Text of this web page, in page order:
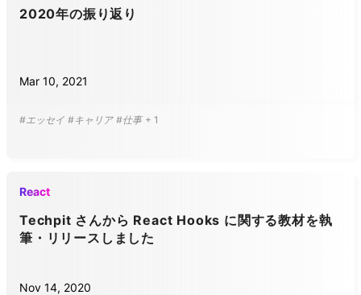
2020年の振り返り
Mar 10, 2021
#エッセイ #キャリア #仕事 + 1
React
Techpit さんから React Hooks に関する教材を執
筆・リリースしました
Nov 14, 2020